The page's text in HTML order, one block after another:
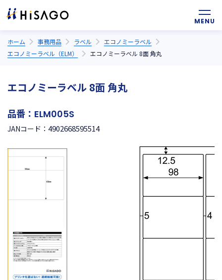
ホーム 事務用品 ラベル
エコノミーラベル
エコノミーラベル（ELM）
エコノミーラベル 8面 角丸
エコノミーラベル 8面 角丸
品番： ELM005S
JANコード： 4902668595514